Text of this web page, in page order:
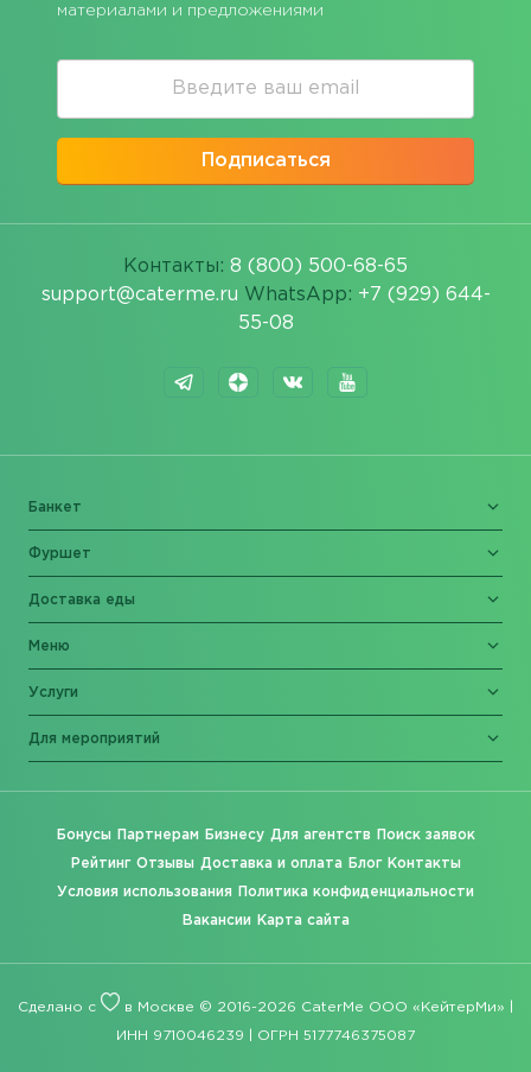
материалами и предложениями
Подписаться
Контакты: 8 (800) 500-68-65
support@caterme.ru WhatsApp: +7 (929) 644-
55-08
Банкет
Фуршет
Доставка еды
Меню
Услуги
Для мероприятий
Бонусы Партнерам Бизнесу Для агентств Поиск заявок
Рейтинг Отзывы Доставка и оплата Блог Контакты
Условия использования Политика конфиденциальности
Вакансии Карта сайта
Сделано с в Москве © 2016-2026 CaterMe ООО «КейтерМи» |
ИНН 9710046239 | ОГРН 5177746375087